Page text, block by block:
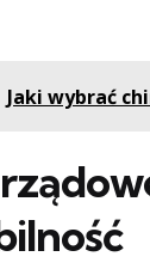
Jaki wybrać